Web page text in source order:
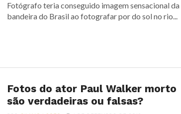
Fotógrafo teria conseguido imagem sensacional da
bandeira do Brasil ao fotografar por do sol no rio...
Fotos do ator Paul Walker morto
são verdadeiras ou falsas?